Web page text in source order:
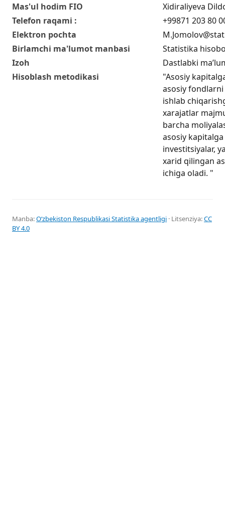
Mas'ul hodim FIO
Xidiraliyeva
Telefon raqami :
+99871 203 80
Elektron pochta
Birlamchi ma'lumot manbasi
Statistika
Izoh
Dastlabki
Hisoblash metodikasi
"Asosiy
asosiy
ishlab
xarajatlar
barcha
asosiy
investitsiyalar,
xarid qilingan
ichiga oladi. "
Manba:Oʻzbekiston Respublikasi Statistika agentligi · Litsenziya:CC
BY 4.0